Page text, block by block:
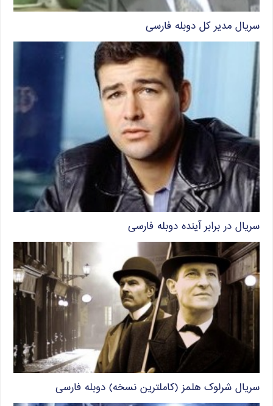
سریال مدیر کل دوبله فارسی
سریال در برابر آینده دوبله فارسی
سریال شرلوک هلمز (کاملترین نسخه) دوبله فارسی